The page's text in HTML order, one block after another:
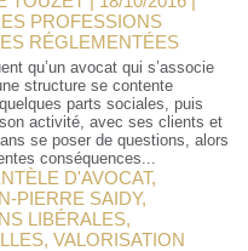
PROFESSIONS
RÉGLEMENTÉES
qu’un avocat qui s’associe
structure se contente
parts sociales, puis
activité, avec ses clients et
se poser de questions, alors
conséquences...
D'AVOCAT,
PIERRE SAIDY,
LIBÉRALES,
, VALORISATION